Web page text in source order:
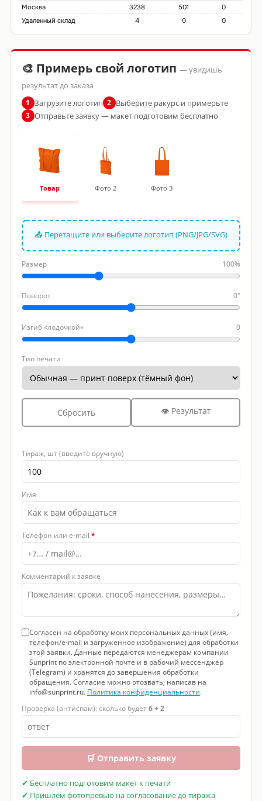
Москва 3238 501
0
Удаленный склад
4 0 0
🎨 Примерь свой логотип — увидишь
результат до заказа
1 Загрузите логотип 2 Выберите ракурс и примерьте
3 Отправьте заявку — макет подготовим бесплатно
Товар Фото 2 Фото 3
📤 Перетащите или выберите логотип (PNG/JPG/SVG)
Размер 100%
Поворот 0°
Изгиб «лодочкой» 0
Тип печати
Сбросить 👁 Результат
Тираж, шт (введите вручную)
Имя
Телефон или e-mail *
Комментарий к заявке
Согласен на обработку моих персональных данных (имя,
телефон/e-mail и загруженное изображение) для обработки
этой заявки. Данные передаются менеджерам компании
Sunprint по электронной почте и в рабочий мессенджер
(Telegram) и хранятся до завершения обработки
обращения. Согласие можно отозвать, написав на
info@sunprint.ru. Политика конфиденциальности.
Проверка (антиспам): сколько будет6 + 2
🛒 Отправить заявку
✔ Бесплатно подготовим макет к печати
✔ Пришлём фотопревью на согласование до тиража